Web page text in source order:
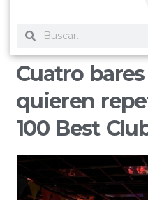
Cuatro
quieren
100 Best